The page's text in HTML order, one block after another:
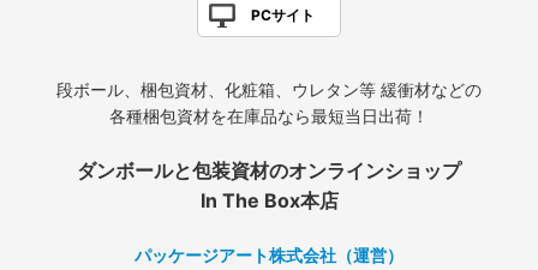
PCサイト
段ボール、梱包資材、化粧箱、ウレタン等 緩衝材などの
各種梱包資材を在庫品なら最短当日出荷！
ダンボールと包装資材のオンラインショップ
In The Box本店
パッケージアート株式会社（運営）